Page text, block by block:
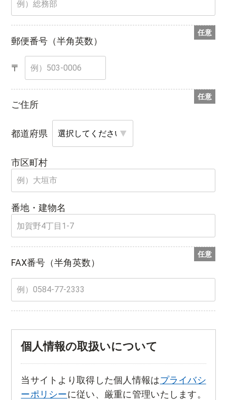
郵便番号 （半角英数）
任意
〒
ご住所
任意
都道府県
市区町村
番地・建物名
FAX番号 （半角英数）
任意
個人情報の取扱いについて
当サイトより取得した個人情報はプライバシ
ーポリシーに従い、厳重に管理いたします。